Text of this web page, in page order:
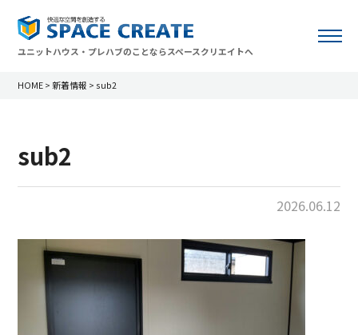
ユニットハウス・プレハブのことならスペースクリエイトへ
HOME > 新着情報 > sub2
sub2
2026.06.12